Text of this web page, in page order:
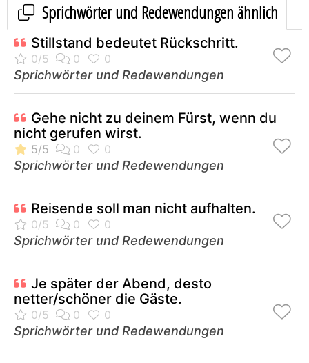
Sprichwörter und Redewendungen ähnlich
Stillstand bedeutet Rückschritt.
Sprichwörter und Redewendungen
Gehe nicht zu deinem Fürst, wenn du
nicht gerufen wirst.
Sprichwörter und Redewendungen
Reisende soll man nicht aufhalten.
Sprichwörter und Redewendungen
Je später der Abend, desto
netter/schöner die Gäste.
Sprichwörter und Redewendungen